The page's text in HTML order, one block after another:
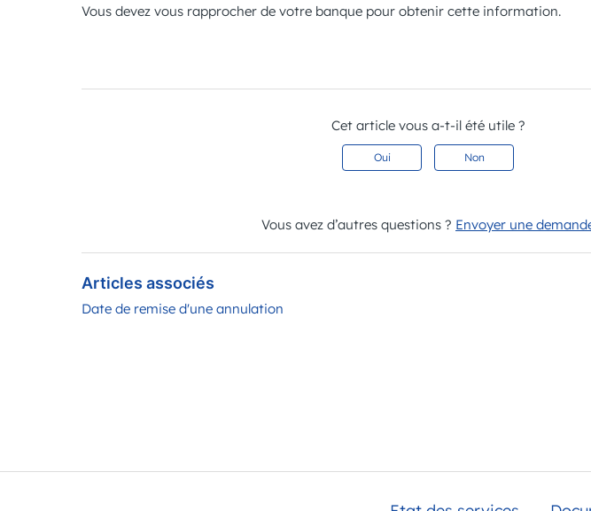
Vous devez vous rapprocher de votre banque pour obtenir cette information.
Cet article vous a-t-il été utile ?
Oui Non
Vous avez d’autres questions ? Envoyer une
Articles associés
Date de remise d'une annulation